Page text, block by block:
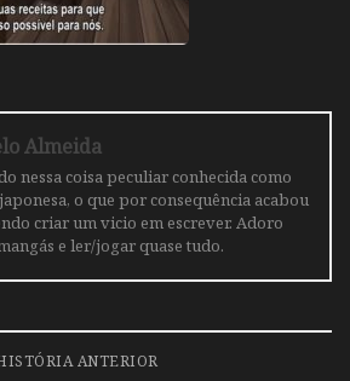
Almeida
nessa coisa peculiar conhecida como
o que por consequência acabou
criar um vicio em escrever. Adoro
e ler/jogar quase tudo.
ANTERIOR